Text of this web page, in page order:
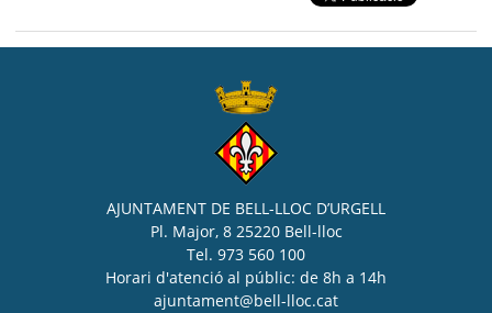
AJUNTAMENT DE BELL-LLOC D’URGELL
Pl. Major, 8 25220 Bell-lloc
Tel. 973 560 100
Horari d'atenció al públic: de 8h a 14h
ajuntament@bell-lloc.cat